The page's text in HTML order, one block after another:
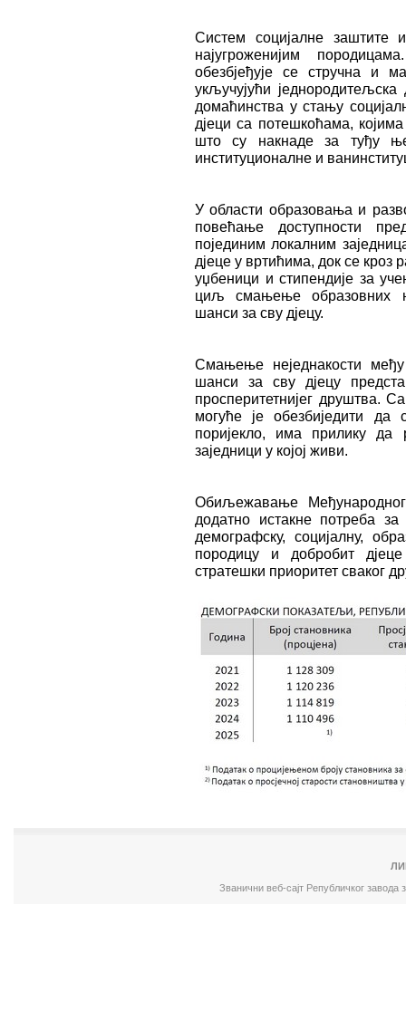
Систем социјалне заштите
најугроженијим
обезбјеђује се стручна и
укључујући
домаћинства у стању
дјеци са потешкоћама,
што су накнаде за туђу
институционалне и
У области образовања и
повећање доступности
појединим локалним
дјеце у вртићима, док се кроз
уџбеници и стипендије за
циљ смањење образовних
шанси за сву дјецу.
Смањење неједнакости
шанси за сву дјецу
просперитетнијег друштва.
могуће је обезбиједити да
поријекло, има прилику да
заједници у којој живи.
Обиљежавање
додатно истакне потреба за
демографску, социјалну,
породицу и добробит
стратешки приоритет сваког
Званични веб-сајт Републичког